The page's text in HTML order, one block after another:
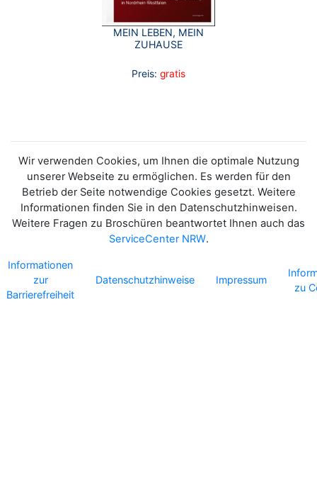
MEIN LEBEN, MEIN
ZUHAUSE
Preis: gratis
Wir verwenden Cookies, um Ihnen die optimale Nutzung
unserer Webseite zu ermöglichen. Es werden für den
Betrieb der Seite notwendige Cookies gesetzt. Weitere
Informationen finden Sie in den Datenschutzhinweisen.
Weitere Fragen zu Broschüren beantwortet Ihnen auch das
ServiceCenter NRW.
Informationen
zur
Barrierefreiheit
Datenschutzhinweise Impressum
zu